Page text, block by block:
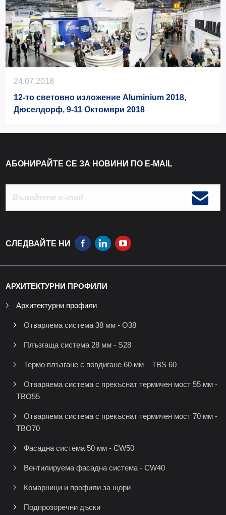
24.07.2018
12-то световно изложение Aluminium 2018,
Дюселдорф, 9-11 Октомври 2018
АБОНИРАЙТЕ СЕ ЗА НОВИНИ ПО E-MAIL
СЛЕДВАЙТЕ НИ
АРХИТЕКТУРНИ ПРОФИЛИ
Архитектурни профили
Отваряема система 38 мм - O38
Плъзгаща система 28 мм - S28
Термо плъзгане с повдигане 60 мм – TBS 60
Отваряема система с прекъснат термичен мост 55 мм -
TBO55
Отваряема система с прекъснат термичен мост 70 мм -
TBO70
Фасадна система 50 мм - CW50
Вентилируема фасадна система - CW40
Комарници и профили за щори
Подпрозоречни дъски